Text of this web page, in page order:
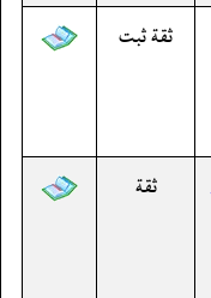
ثقة ثبت
ثقة